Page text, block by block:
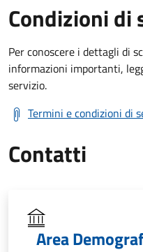
Condizioni di
Per conoscere i dettagli di
informazioni importanti,
servizio.
Termini e condizioni di
Contatti
Area